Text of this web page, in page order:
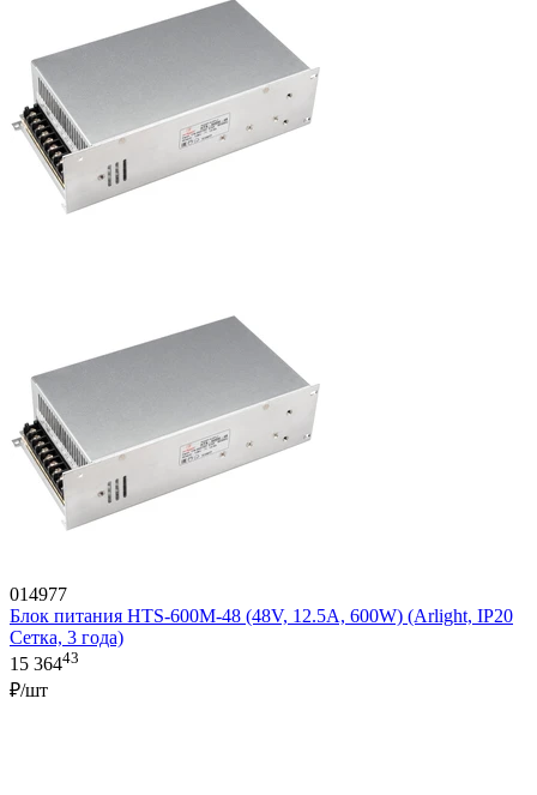
014977
Блок питания HTS-600M-48 (48V, 12.5A, 600W) (Arlight, IP20
Сетка, 3 года)
15 36443
₽/шт